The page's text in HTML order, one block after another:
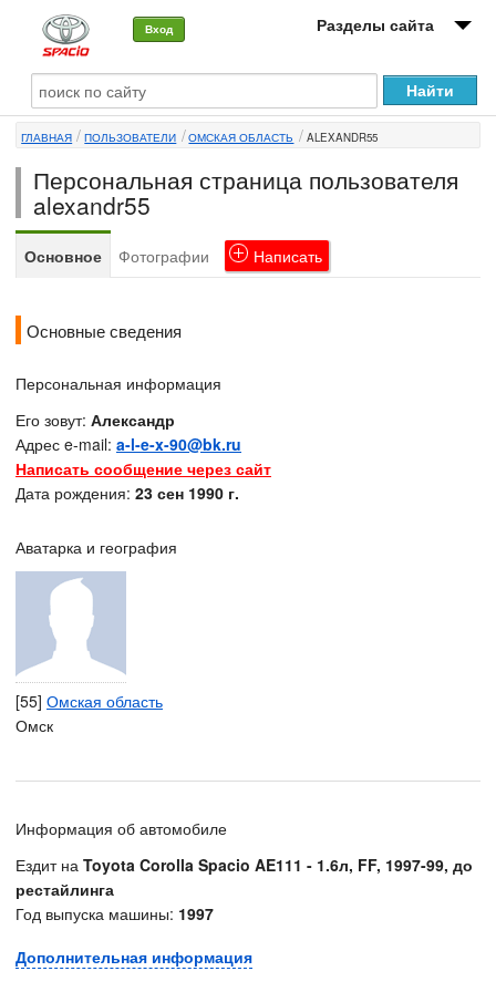
Вход Разделы сайта
О машине
Автоклуб
Форумы
Сервисы и услуги
ГЛАВНАЯ ПОЛЬЗОВАТЕЛИ ОМСКАЯ ОБЛАСТЬ ALEXANDR55
Персональная страница пользователя
alexandr55
Основное Фотографии Написать
Основные сведения
Персональная информация
Его зовут: Александр
Адрес e-mail: a-l-e-x-90@bk.ru
Написать сообщение через сайт
Дата рождения: 23 сен 1990 г.
Аватарка и география
[55] Омская область
Омск
Информация об автомобиле
Ездит на Toyota Corolla Spacio AE111 - 1.6л, FF, 1997-99, до
рестайлинга
Год выпуска машины: 1997
Дополнительная информация